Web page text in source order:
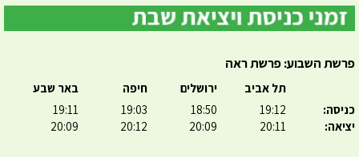
פרשת השבוע: פרשת ראה
כניסה:
יציאה:
תל אביב
19:12
20:11
ירושלים
18:50
20:09
חיפה
19:03
20:12
באר שבע
19:11
20:09